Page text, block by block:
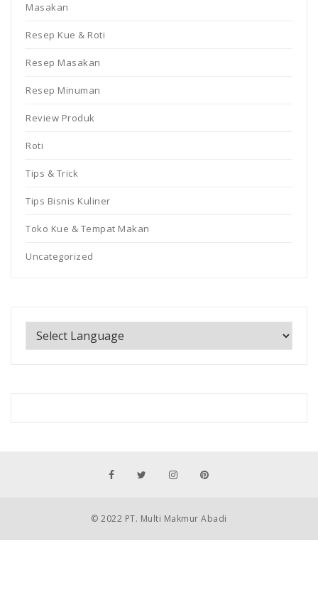
Masakan
Resep Kue & Roti
Resep Masakan
Resep Minuman
Review Produk
Roti
Tips & Trick
Tips Bisnis Kuliner
Toko Kue & Tempat Makan
Uncategorized
© 2022 PT. Multi Makmur Abadi